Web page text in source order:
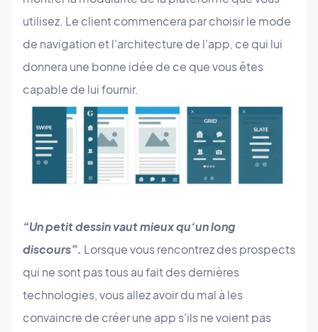
utilisez. Le client commencera par choisir le mode
de navigation et l’architecture de l’app, ce qui lui
donnera une bonne idée de ce que vous êtes
capable de lui fournir.
“Un petit dessin vaut mieux qu’un long
discours”. Lorsque vous rencontrez des prospects
qui ne sont pas tous au fait des dernières
technologies, vous allez avoir du mal à les
convaincre de créer une app s'ils ne voient pas